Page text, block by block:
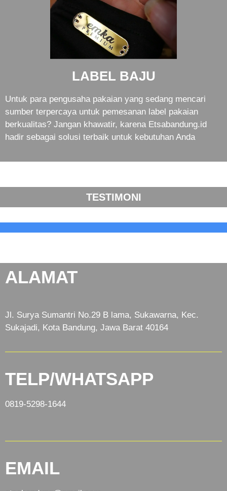
LABEL BAJU
Untuk para pengusaha pakaian yang sedang mencari
sumber terpercaya untuk pemesanan label pakaian
berkualitas? Jangan khawatir, karena Etsabandung.id
hadir sebagai solusi terbaik untuk kebutuhan Anda
TESTIMONI
ALAMAT
Jl. Surya Sumantri No.29 B lama, Sukawarna, Kec.
Sukajadi, Kota Bandung, Jawa Barat 40164
TELP/WHATSAPP
0819-5298-1644
EMAIL